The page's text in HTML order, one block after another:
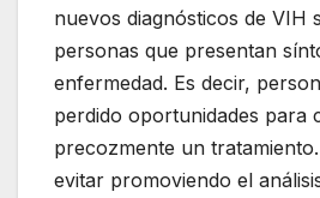
nuevos diagnósticos de VIH
personas que presentan
enfermedad. Es decir,
perdido oportunidades para
precozmente un
evitar promoviendo el